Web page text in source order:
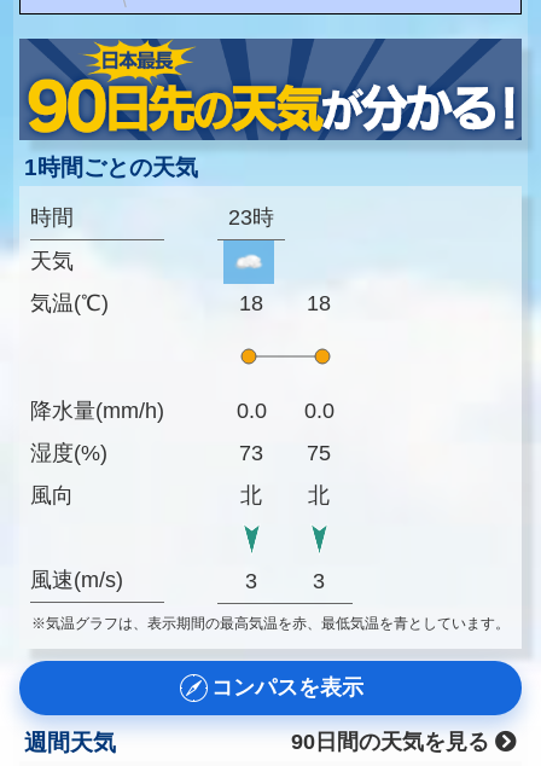
1時間ごとの天気
時間
天気
気温(℃)
降水量(mm/h)
湿度(%)
風向
風速(m/s)
23時
18 18
0.0
0.0
73
75
北
北
3 3
※気温グラフは、表示期間の最高気温を赤、最低気温を青としています。
コンパスを表示
週間天気
90日間の天気を見る